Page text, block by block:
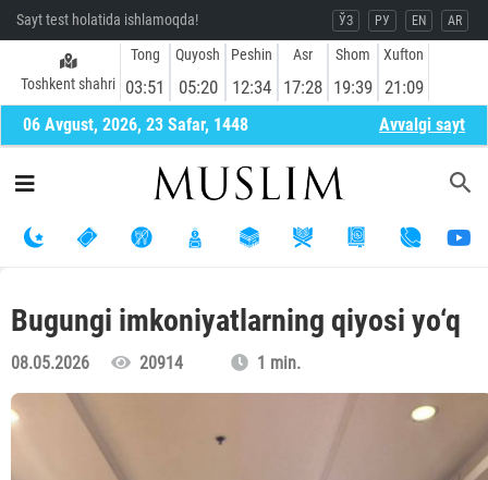
Sayt test holatida ishlamoqda! ЎЗ РУ EN AR
Toshkent shahri
Tong
03:51
Quyosh
05:20
Peshin
12:34
Asr
17:28
Shom
19:39
Xufton
21:09
06 Avgust, 2026, 23 Safar, 1448 Avvalgi sayt
Bugungi imkoniyatlarning qiyosi yo‘q
08.05.2026 20914 1 min.